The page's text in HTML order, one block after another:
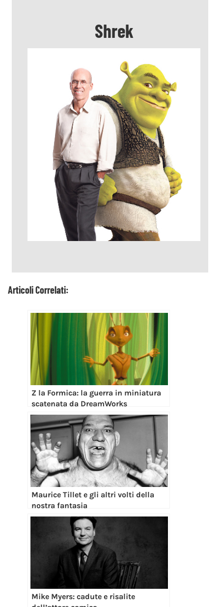
Shrek
Articoli Correlati:
Z la Formica: la guerra in miniatura
scatenata da DreamWorks
Maurice Tillet e gli altri volti della
nostra fantasia
Mike Myers: cadute e risalite